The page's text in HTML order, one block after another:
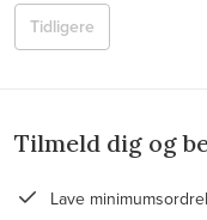
Tidligere
Tilmeld dig og
Lave